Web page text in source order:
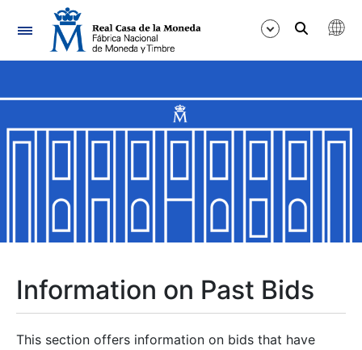
Navigation
Show/Hide
Show/Hide
Show/Hide
Information on Past Bids
This section offers information on bids that have